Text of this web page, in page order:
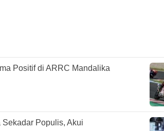
Positif di ARRC Mandalika
Populis, Akui